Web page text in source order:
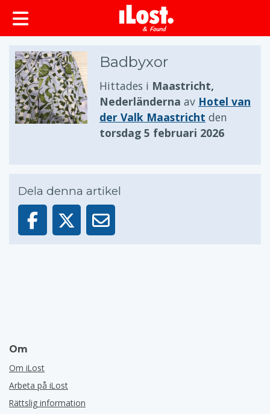
huvudinnehållet
Badbyxor
Hittades i Maastricht,
Nederländerna av Hotel van
der Valk Maastricht den
torsdag 5 februari 2026
Dela denna artikel
Om
Om iLost
Arbeta på iLost
Rättslig information